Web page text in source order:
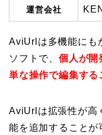
運営会社
AviUrlは多機能にも
ソフトで、 個人が開
単な操作で編集する
AviUrlは拡張性が高
能を追加することが